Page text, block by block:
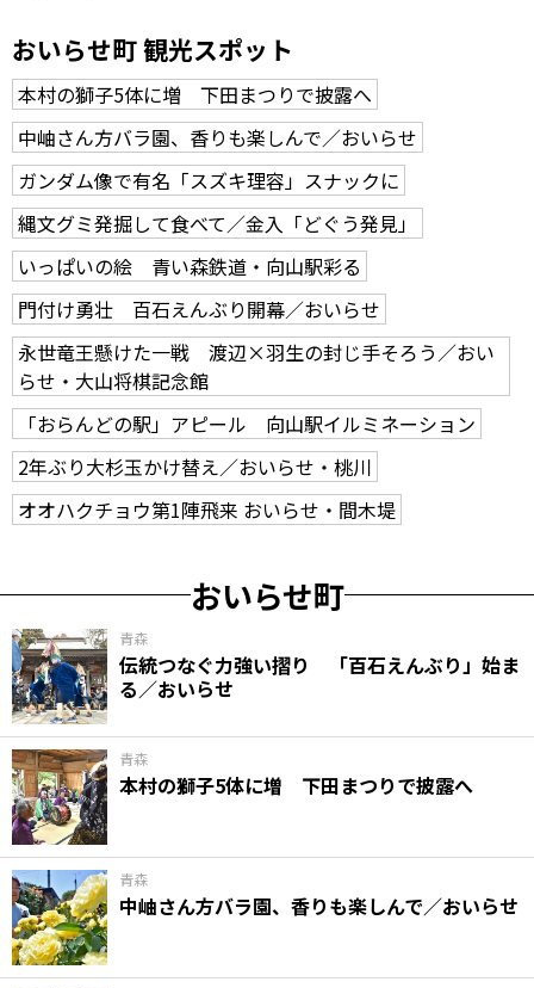
おいらせ町 観光スポット
本村の獅子5体に増 下田まつりで披露へ
中岫さん方バラ園、香りも楽しんで／おいらせ
ガンダム像で有名「スズキ理容」スナックに
縄文グミ発掘して食べて／金入「どぐう発見」
いっぱいの絵 青い森鉄道・向山駅彩る
門付け勇壮 百石えんぶり開幕／おいらせ
永世竜王懸けた一戦 渡辺×羽生の封じ手そろう／おい
らせ・大山将棋記念館
「おらんどの駅」アピール 向山駅イルミネーション
2年ぶり大杉玉かけ替え／おいらせ・桃川
オオハクチョウ第1陣飛来 おいらせ・間木堤
おいらせ町
青森
伝統つなぐ力強い摺り 「百石えんぶり」始ま
る／おいらせ
青森
本村の獅子5体に増 下田まつりで披露へ
青森
中岫さん方バラ園、香りも楽しんで／おいらせ